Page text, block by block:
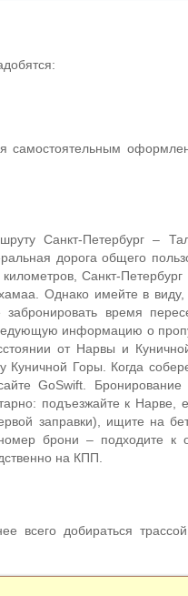
самостоятельным
Санкт-Петербург –
дорога общего
Санкт-
Однако имейте в виду,
время
информацию о
от Нарвы и
Горы. Когда
GoSwift.
подъезжайте к Нарве,
заправки), ищите на
брони – подходите к
на КПП.
всего добираться